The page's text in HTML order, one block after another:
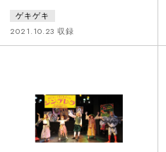
った。頻発する戦争と長引く不作
の影響で深刻な経済危機の中、悪
政は第３身分の市民たちに重くの
をのぞいては…解けぬ呪縛、境界
が敷かれたどん底の時代で、ただ
真っ直ぐな愛に突き進む一人の男
の、悲哀に満ちた破滅の物語ー
ゲキゲキ
2021.10.23 収録